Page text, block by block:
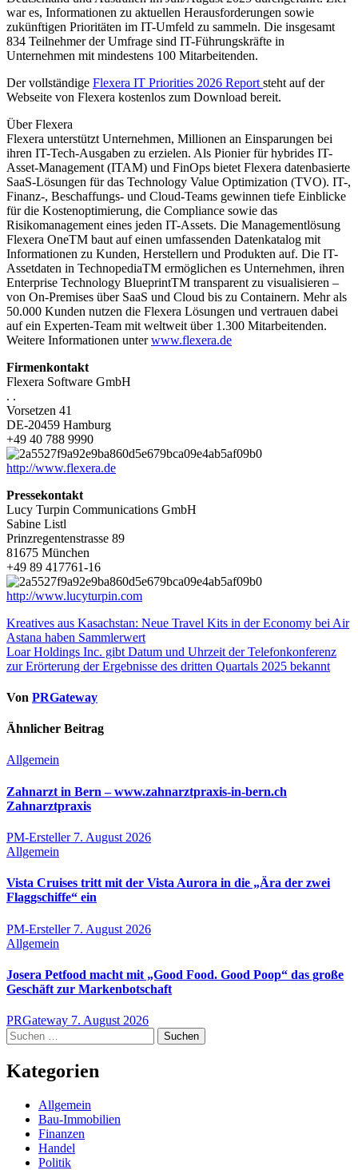
war es, Informationen zu aktuellen Herausforderungen sowie
zukünftigen Prioritäten im IT-Umfeld zu sammeln. Die insgesamt
834 Teilnehmer der Umfrage sind IT-Führungskräfte in
Unternehmen mit mindestens 100 Mitarbeitenden.
Der vollständige Flexera IT Priorities 2026 Report steht auf der
Webseite von Flexera kostenlos zum Download bereit.
Über Flexera
Flexera unterstützt Unternehmen, Millionen an Einsparungen bei
ihren IT-Tech-Ausgaben zu erzielen. Als Pionier für hybrides IT-
Asset-Management (ITAM) und FinOps bietet Flexera datenbasierte
SaaS-Lösungen für das Technology Value Optimization (TVO). IT-,
Finanz-, Beschaffungs- und Cloud-Teams gewinnen tiefe Einblicke
für die Kostenoptimierung, die Compliance sowie das
Risikomanagement eines jeden IT-Assets. Die Managementlösung
Flexera OneTM baut auf einen umfassenden Datenkatalog mit
Informationen zu Kunden, Herstellern und Produkten auf. Die IT-
Assetdaten in TechnopediaTM ermöglichen es Unternehmen, ihren
Enterprise Technology BlueprintTM transparent zu visualisieren –
von On-Premises über SaaS und Cloud bis zu Containern. Mehr als
50.000 Kunden nutzen die Flexera Lösungen und vertrauen dabei
auf ein Experten-Team mit weltweit über 1.300 Mitarbeitenden.
Weitere Informationen unterwww.flexera.de
Firmenkontakt
Flexera Software GmbH
. .
Vorsetzen 41
DE-20459 Hamburg
+49 40 788 9990
http://www.flexera.de
Pressekontakt
Lucy Turpin Communications GmbH
Sabine Listl
Prinzregentenstrasse 89
81675 München
+49 89 417761-16
http://www.lucyturpin.com
Beitragsnavigation
Kreatives aus Kasachstan: Neue Travel Kits in der Economy bei Air
Astana haben Sammlerwert
Loar Holdings Inc. gibt Datum und Uhrzeit der Telefonkonferenz
zur Erörterung der Ergebnisse des dritten Quartals 2025 bekannt
Von PRGateway
Ähnlicher Beitrag
Allgemein
Zahnarzt in Bern – www.zahnarztpraxis-in-bern.ch
Zahnarztpraxis
PM-Ersteller 7. August 2026
Allgemein
Vista Cruises tritt mit der Vista Aurora in die „Ära der zwei
Flaggschiffe“ ein
PM-Ersteller 7. August 2026
Allgemein
Josera Petfood macht mit „Good Food. Good Poop“ das große
Geschäft zur Markenbotschaft
PRGateway 7. August 2026
Suchen
nach:
Kategorien
Allgemein
Bau-Immobilien
Finanzen
Handel
Politik